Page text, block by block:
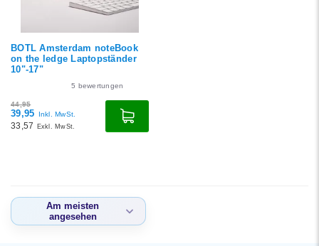
BOTL Amsterdam noteBook
on the ledge Laptopständer
10"-17"
5 bewertungen
44,95
39,95 Inkl. MwSt.
33,57 Exkl. MwSt.
Am meisten
angesehen